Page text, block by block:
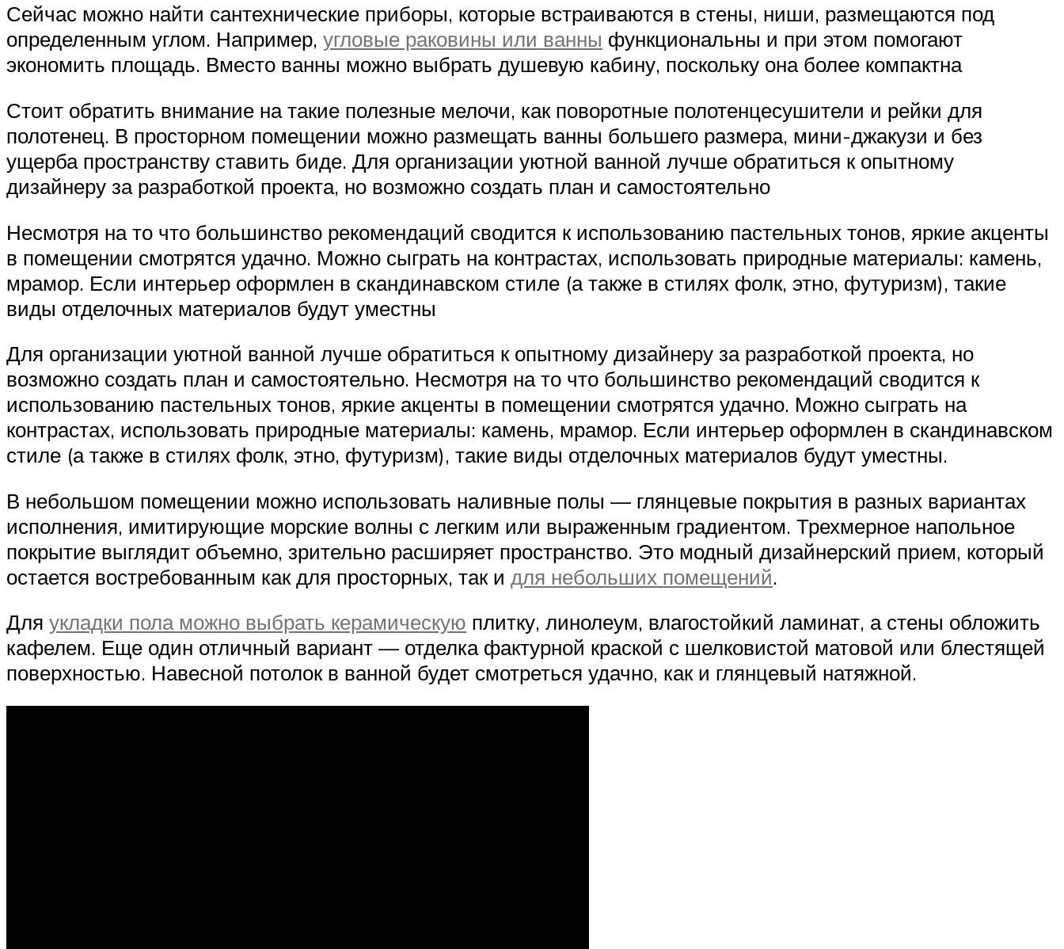
Сейчас можно найти сантехнические приборы, которые встраиваются в стены, ниши, размещаются под
определенным углом. Например, угловые раковины или ванны функциональны и при этом помогают
экономить площадь. Вместо ванны можно выбрать душевую кабину, поскольку она более компактна
Стоит обратить внимание на такие полезные мелочи, как поворотные полотенцесушители и рейки для
полотенец. В просторном помещении можно размещать ванны большего размера, мини-джакузи и без
ущерба пространству ставить биде. Для организации уютной ванной лучше обратиться к опытному
дизайнеру за разработкой проекта, но возможно создать план и самостоятельно
Несмотря на то что большинство рекомендаций сводится к использованию пастельных тонов, яркие акценты
в помещении смотрятся удачно. Можно сыграть на контрастах, использовать природные материалы: камень,
мрамор. Если интерьер оформлен в скандинавском стиле (а также в стилях фолк, этно, футуризм), такие
виды отделочных материалов будут уместны
Для организации уютной ванной лучше обратиться к опытному дизайнеру за разработкой проекта, но
возможно создать план и самостоятельно. Несмотря на то что большинство рекомендаций сводится к
использованию пастельных тонов, яркие акценты в помещении смотрятся удачно. Можно сыграть на
контрастах, использовать природные материалы: камень, мрамор. Если интерьер оформлен в скандинавском
стиле (а также в стилях фолк, этно, футуризм), такие виды отделочных материалов будут уместны.
В небольшом помещении можно использовать наливные полы — глянцевые покрытия в разных вариантах
исполнения, имитирующие морские волны с легким или выраженным градиентом. Трехмерное напольное
покрытие выглядит объемно, зрительно расширяет пространство. Это модный дизайнерский прием, который
остается востребованным как для просторных, так и для небольших помещений.
Для укладки пола можно выбрать керамическую плитку, линолеум, влагостойкий ламинат, а стены обложить
кафелем. Еще один отличный вариант — отделка фактурной краской с шелковистой матовой или блестящей
поверхностью. Навесной потолок в ванной будет смотреться удачно, как и глянцевый натяжной.